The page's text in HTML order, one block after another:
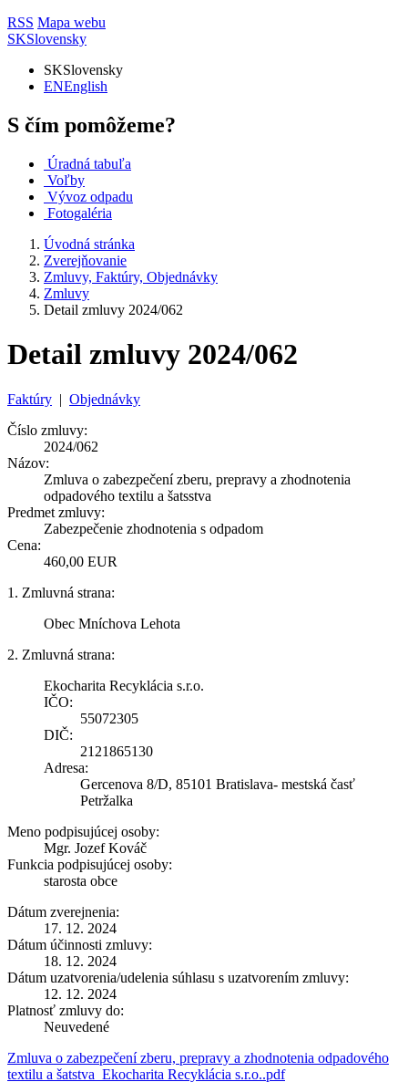
RSS Mapa webu
SKSlovensky
SKSlovensky
ENEnglish
S čím pomôžeme?
Úradná tabuľa
Voľby
Vývoz odpadu
Fotogaléria
Úvodná stránka
Zverejňovanie
Zmluvy, Faktúry, Objednávky
Zmluvy
Detail zmluvy 2024/062
Detail zmluvy 2024/062
Faktúry | Objednávky
Číslo zmluvy:
2024/062
Názov:
Zmluva o zabezpečení zberu, prepravy a zhodnotenia
odpadového textilu a šatsstva
Predmet zmluvy:
Zabezpečenie zhodnotenia s odpadom
Cena:
460,00 EUR
1. Zmluvná strana:
Obec Mníchova Lehota
2. Zmluvná strana:
Ekocharita Recyklácia s.r.o.
IČO:
55072305
DIČ:
2121865130
Adresa:
Gercenova 8/D, 85101 Bratislava- mestská časť
Petržalka
Meno podpisujúcej osoby:
Mgr. Jozef Kováč
Funkcia podpisujúcej osoby:
starosta obce
Dátum zverejnenia:
17. 12. 2024
Dátum účinnosti zmluvy:
18. 12. 2024
Dátum uzatvorenia/udelenia súhlasu s uzatvorením zmluvy:
12. 12. 2024
Platnosť zmluvy do:
Neuvedené
Zmluva o zabezpečení zberu, prepravy a zhodnotenia odpadového
textilu a šatstva_Ekocharita Recyklácia s.r.o..pdf